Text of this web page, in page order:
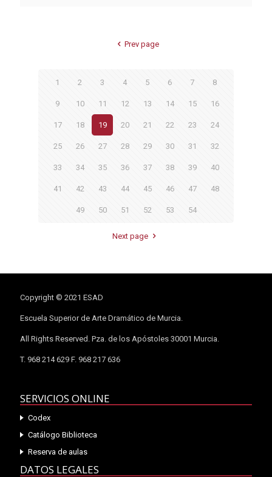
Prev page
1 2 3 4 5 6 7 8
9 10 11 12 13 14 15 16
17 18 19 20 21 22 23 24
25 26 27 28 29 30 31 32
33 34 35 36 37 38 39 40
41 42 43 44 45 46 47 48
49 50 51 52 53 54
Next page
Copyright © 2021 ESAD
Escuela Superior de Arte Dramático de Murcia.
All Rights Reserved. Pza. de los Apóstoles 30001 Murcia.
T. 968 214 629 F. 968 217 636
SERVICIOS ONLINE
Codex
Catálogo Biblioteca
Reserva de aulas
DATOS LEGALES